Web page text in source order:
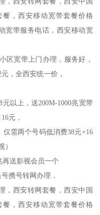
，西安移动宽带套餐价格
宽带服务电话，西安移动宽
区宽带上门办理，服务好，
，全西安统一价，
以上，送200M-1000兆宽带
元，
需两个号码低消费38元+16
）
再送影视会员一个
携号转网办理，
，西安转网套餐，西安中国
，西安移动宽带套餐价格